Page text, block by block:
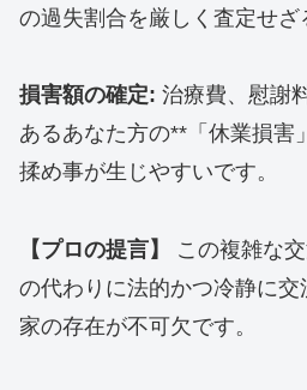
の過失割合を厳しく査定せざ
損害額の確定: 治療費、慰謝
あるあなた方の**「休業損害
揉め事が生じやすいです。
【プロの提言】
この複雑な
の代わりに法的かつ冷静に交
家の存在が不可欠です。